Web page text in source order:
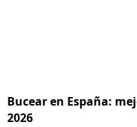
Bucear en España:
2026